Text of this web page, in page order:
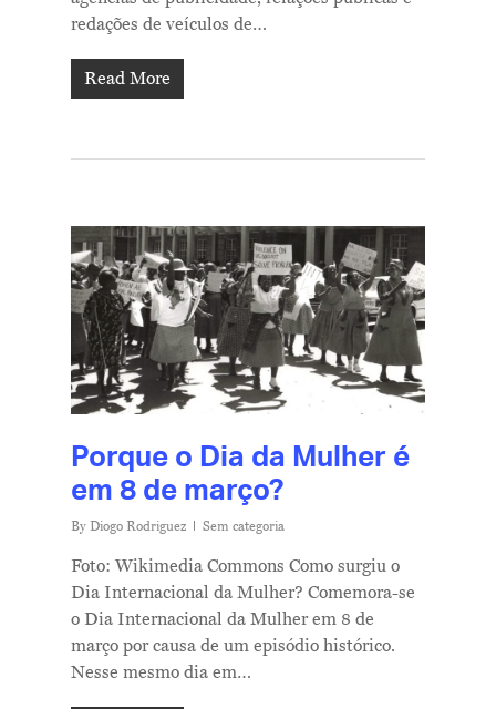
redações de veículos de…
Read More
Porque o Dia da Mulher é
em 8 de março?
By Diogo Rodriguez Sem categoria
Foto: Wikimedia Commons Como surgiu o
Dia Internacional da Mulher? Comemora-se
o Dia Internacional da Mulher em 8 de
março por causa de um episódio histórico.
Nesse mesmo dia em…